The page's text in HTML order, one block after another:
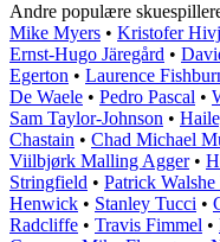
Andre populære
Mike Myers • Kristofer
Ernst-Hugo Järegård •
Egerton • Laurence
De Waele • Pedro Pascal •
Sam Taylor-Johnson •
Chastain • Chad Michael
Viilbjørk Malling Agger•
Stringfield • Patrick
Henwick • Stanley Tucci •
Radcliffe • Travis Fimmel •